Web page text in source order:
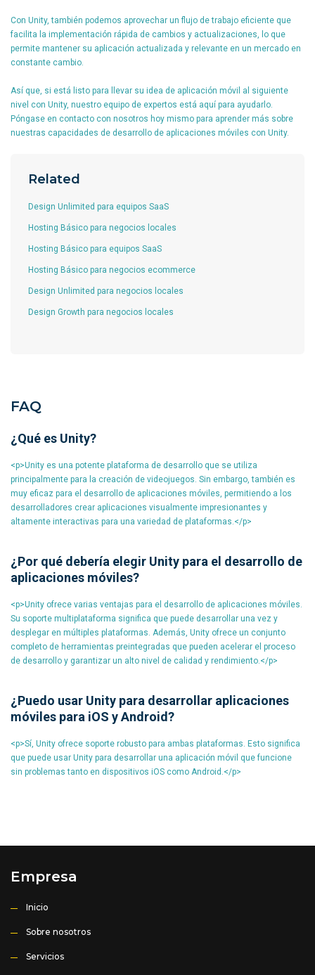
Con Unity, también podemos aprovechar un flujo de trabajo eficiente que
facilita la implementación rápida de cambios y actualizaciones, lo que
permite mantener su aplicación actualizada y relevante en un mercado en
constante cambio.
Así que, si está listo para llevar su idea de aplicación móvil al siguiente
nivel con Unity, nuestro equipo de expertos está aquí para ayudarlo.
Póngase en contacto con nosotros hoy mismo para aprender más sobre
nuestras capacidades de desarrollo de aplicaciones móviles con Unity.
Related
Design Unlimited para equipos SaaS
Hosting Básico para negocios locales
Hosting Básico para equipos SaaS
Hosting Básico para negocios ecommerce
Design Unlimited para negocios locales
Design Growth para negocios locales
FAQ
¿Qué es Unity?
<p>Unity es una potente plataforma de desarrollo que se utiliza
principalmente para la creación de videojuegos. Sin embargo, también es
muy eficaz para el desarrollo de aplicaciones móviles, permitiendo a los
desarrolladores crear aplicaciones visualmente impresionantes y
altamente interactivas para una variedad de plataformas.</p>
¿Por qué debería elegir Unity para el desarrollo de
aplicaciones móviles?
<p>Unity ofrece varias ventajas para el desarrollo de aplicaciones móviles.
Su soporte multiplataforma significa que puede desarrollar una vez y
desplegar en múltiples plataformas. Además, Unity ofrece un conjunto
completo de herramientas preintegradas que pueden acelerar el proceso
de desarrollo y garantizar un alto nivel de calidad y rendimiento.</p>
¿Puedo usar Unity para desarrollar aplicaciones
móviles para iOS y Android?
<p>Sí, Unity ofrece soporte robusto para ambas plataformas. Esto significa
que puede usar Unity para desarrollar una aplicación móvil que funcione
sin problemas tanto en dispositivos iOS como Android.</p>
Empresa
Inicio
Sobre nosotros
Servicios